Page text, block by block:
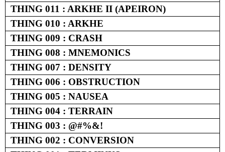
THING 011 : ARKHE II (APEIRON)
THING 010 : ARKHE
THING 009 : CRASH
THING 008 : MNEMONICS
THING 007 : DENSITY
THING 006 : OBSTRUCTION
THING 005 : NAUSEA
THING 004 : TERRAIN
THING 003 : @#%&!
THING 002 : CONVERSION